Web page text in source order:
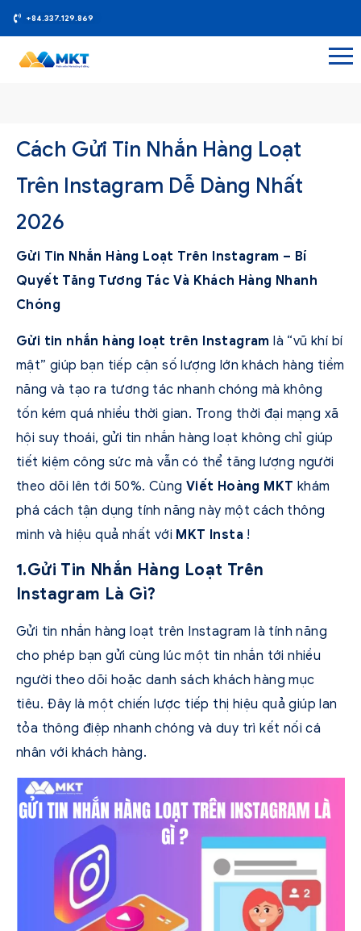
+84.337.129.869
Cách Gửi Tin Nhắn Hàng Loạt
Trên Instagram Dễ Dàng Nhất
2026
Gửi Tin Nhắn Hàng Loạt Trên Instagram – Bí
Quyết Tăng Tương Tác Và Khách Hàng Nhanh
Chóng
Gửi tin nhắn hàng loạt trên Instagram là “vũ khí bí
mật” giúp bạn tiếp cận số lượng lớn khách hàng tiềm
năng và tạo ra tương tác nhanh chóng mà không
tốn kém quá nhiều thời gian. Trong thời đại mạng xã
hội suy thoái, gửi tin nhắn hàng loạt không chỉ giúp
tiết kiệm công sức mà vẫn có thể tăng lượng người
theo dõi lên tới 50%. Cùng Viết Hoàng MKT khám
phá cách tận dụng tính năng này một cách thông
minh và hiệu quả nhất với MKT Insta !
1.Gửi Tin Nhắn Hàng Loạt Trên
Instagram Là Gì?
Gửi tin nhắn hàng loạt trên Instagram là tính năng
cho phép bạn gửi cùng lúc một tin nhắn tới nhiều
người theo dõi hoặc danh sách khách hàng mục
tiêu. Đây là một chiến lược tiếp thị hiệu quả giúp lan
tỏa thông điệp nhanh chóng và duy trì kết nối cá
nhân với khách hàng.